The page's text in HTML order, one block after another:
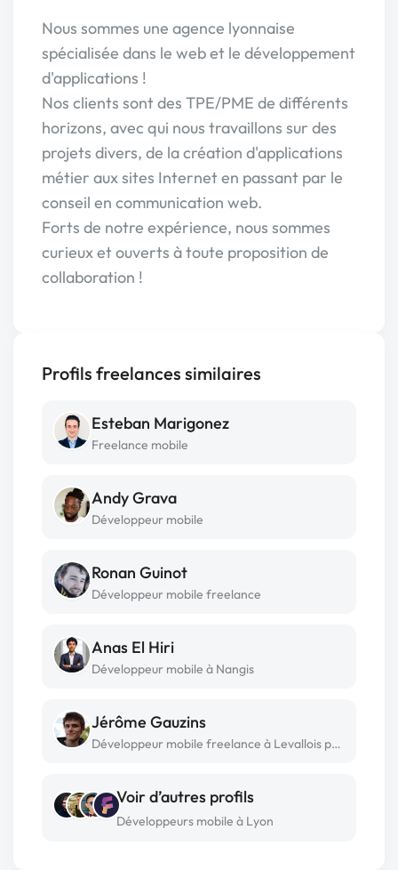
Nous sommes une agence lyonnaise
spécialisée dans le web et le développement
d'applications !
Nos clients sont des TPE/PME de différents
horizons, avec qui nous travaillons sur des
projets divers, de la création d'applications
métier aux sites Internet en passant par le
conseil en communication web.
Forts de notre expérience, nous sommes
curieux et ouverts à toute proposition de
collaboration !
Profils freelances similaires
Esteban Marigonez
Freelance mobile
Andy Grava
Développeur mobile
Ronan Guinot
Développeur mobile freelance
Anas El Hiri
Développeur mobile à Nangis
Jérôme Gauzins
Développeur mobile freelance à Levallois perret
Voir d’autres profils
Développeurs mobile à Lyon